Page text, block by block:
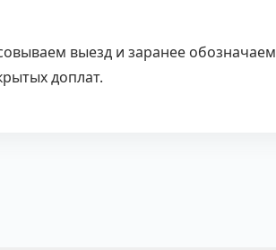
выезд и заранее обозначаем
доплат.